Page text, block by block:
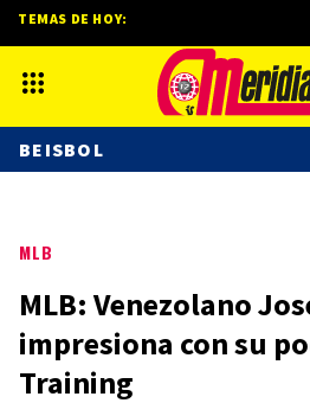
MLB
MLB: Venezolano
impresiona con su
Training
TEMAS DE HOY:
BEISBOL